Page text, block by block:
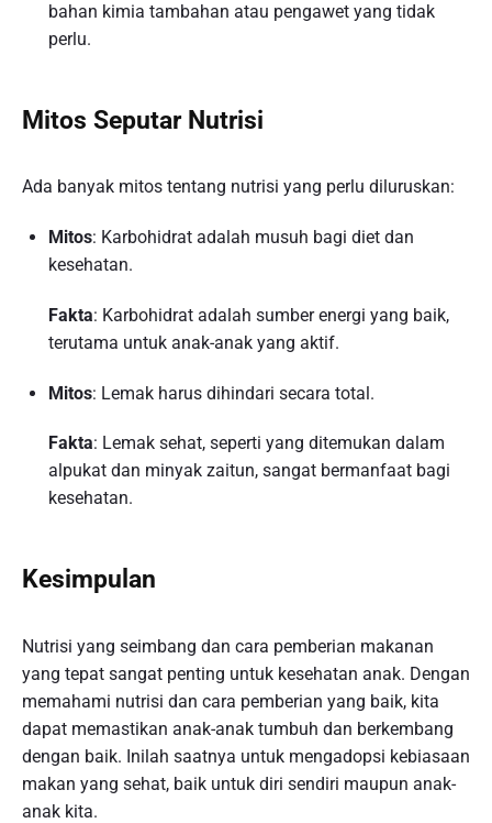
bahan kimia tambahan atau pengawet yang tidak
perlu.
Mitos Seputar Nutrisi
Ada banyak mitos tentang nutrisi yang perlu diluruskan:
Mitos: Karbohidrat adalah musuh bagi diet dan
kesehatan.
Fakta: Karbohidrat adalah sumber energi yang baik,
terutama untuk anak-anak yang aktif.
Mitos: Lemak harus dihindari secara total.
Fakta: Lemak sehat, seperti yang ditemukan dalam
alpukat dan minyak zaitun, sangat bermanfaat bagi
kesehatan.
Kesimpulan
Nutrisi yang seimbang dan cara pemberian makanan
yang tepat sangat penting untuk kesehatan anak. Dengan
memahami nutrisi dan cara pemberian yang baik, kita
dapat memastikan anak-anak tumbuh dan berkembang
dengan baik. Inilah saatnya untuk mengadopsi kebiasaan
makan yang sehat, baik untuk diri sendiri maupun anak-
anak kita.